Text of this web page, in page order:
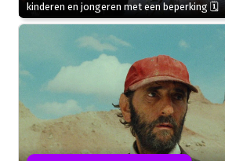
kinderen en jongeren met een beperking 🗓